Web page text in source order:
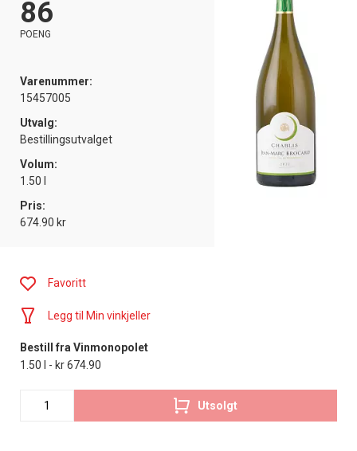
86
POENG
Varenummer:
15457005
Utvalg:
Bestillingsutvalget
Volum:
1.50 l
Pris:
674.90 kr
Favoritt
Legg til Min vinkjeller
Bestill fra Vinmonopolet
1.50 l - kr 674.90
Utsolgt